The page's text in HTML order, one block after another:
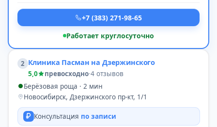
+7 (383) 271-98-65
Работает круглосуточно
2 Клиника Пасман на Дзержинского
5,0 превосходно·4 отзывов
Берёзовая роща · 2 мин
Новосибирск, Дзержинского пр-кт, 1/1
Консультация по записи